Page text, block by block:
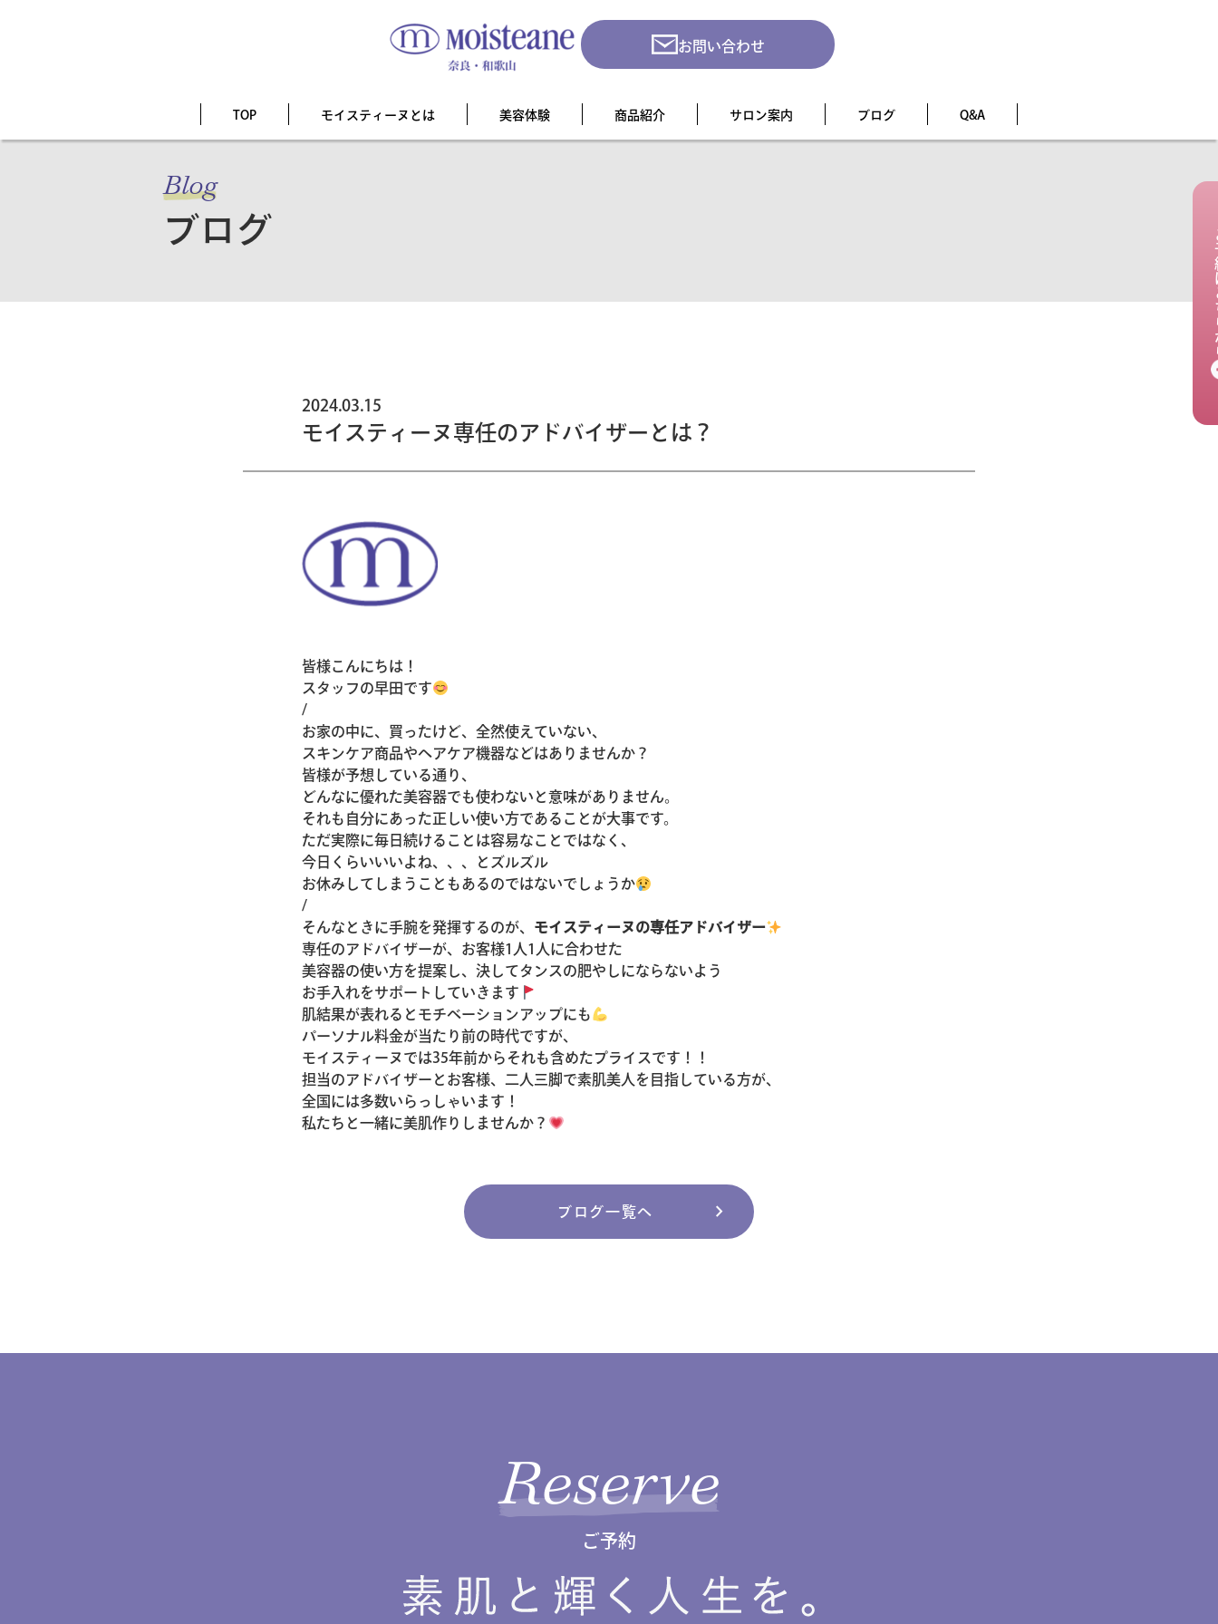
ご
お問い合わせ
TOP モイスティーヌとは 美容体験 商品紹介 サロン案内 ブログ Q&A
Blog
ブログ
2024.03.15
モイスティーヌ専任のアドバイザーとは？
皆様こんにちは！
スタッフの早田です
/
お家の中に、買ったけど、全然使えていない、
スキンケア商品やヘアケア機器などはありませんか？
皆様が予想している通り、
どんなに優れた美容器でも使わないと意味がありません。
それも自分にあった正しい使い方であることが大事です。
ただ実際に毎日続けることは容易なことではなく、
今日くらいいいよね、、、とズルズル
お休みしてしまうこともあるのではないでしょうか
/
そんなときに手腕を発揮するのが、 モイスティーヌの専任アドバイザー
専任のアドバイザーが、お客様1人1人に合わせた
美容器の使い方を提案し、決してタンスの肥やしにならないよう
お手入れをサポートしていきます
肌結果が表れるとモチベーションアップにも
パーソナル料金が当たり前の時代ですが、
モイスティーヌでは35年前からそれも含めたプライスです！！
担当のアドバイザーとお客様、二人三脚で素肌美人を目指している方が、
全国には多数いらっしゃいます！
私たちと一緒に美肌作りしませんか？
ブログ一覧へ chevron_right
Reserve
ご予約